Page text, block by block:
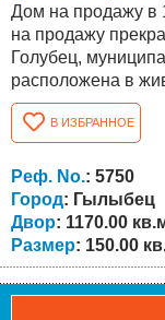
Дом на продажу в 15
на продажу
Голубец,
расположена в
Стара планина,
берег и в 38 км от гр. Бургас.
общую площадь
где есть большая
большой салон,
В ИЗБРАННОЕ
Реф. No.: 5750
Город: Гылыбец
Двор: 1170.00
Размер: 150.00